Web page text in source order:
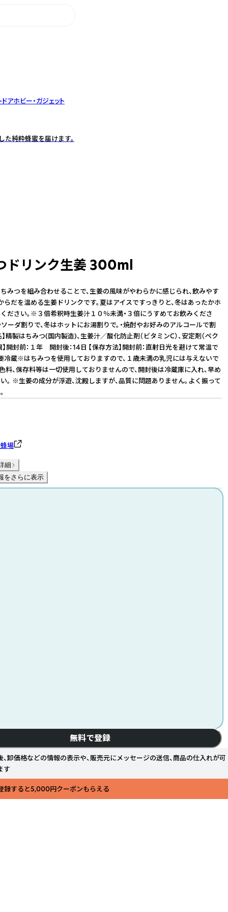
ドアホビー・ガジェット
純粋蜂蜜を届けます。
ドリンク生姜 300ml
みつを組み合わせることで、生姜の風味がやわらかに感じられ、飲みやす
らだを温める生姜ドリンクです。夏はアイスですっきりと、冬はあったかホ
ださい。※３倍希釈時生姜汁１０％未満・３倍にうすめてお飲みくださ
ソーダ割りで、冬はホットにお湯割りで。・焼酎やお好みのアルコールで割
】精製はちみつ(国内製造)、生姜汁／酸化防止剤（ビタミンC）、安定剤（ペク
】開封前：１年 開封後：14日 【保存方法】開封前：直射日光を避けて常温で
蔵※はちみつを使用しておりますので、１歳未満の乳児には与えないで
料、保存料等は一切使用しておりませんので、開封後は冷蔵庫に入れ、早め
。 ※生姜の成分が浮遊、沈殿しますが、品質に問題ありません。よく振って
場
細
をさらに表示
無料で登録
、卸価格などの情報の表示や、販売元にメッセージの送信、商品の仕入れが可
す
登録すると5,000円クーポンもらえる